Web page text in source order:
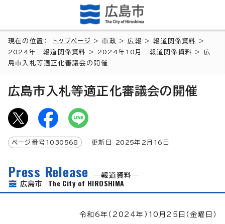
現在の位置： トップページ >市政 >広報 >報道関係資料
>
2024年 報道関係資料
> 2024年10月 報道関係資料
> 広
島市入札等適正化審議会の開催
広島市入札等適正化審議会の開催
ページ番号 1030568 更新日 2025年2月 16 日
Press Release
報道資料
広島市 The City of HIROSHIMA
令和6年（2024年）10月25日（金曜日）